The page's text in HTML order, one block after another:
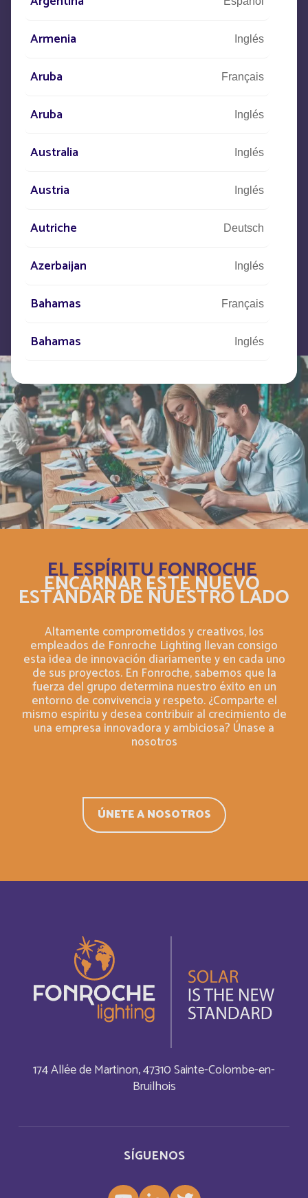
Descríbanos su proyecto
y nuestros equipos se pondrán en
EL ESPÍRITU FONROCHE
ENCARNAR ESTE NUEVO
ESTÁNDAR DE NUESTRO LADO
Altamente comprometidos y creativos, los
empleados de Fonroche Lighting llevan consigo
esta idea de innovación diariamente y en cada uno
de sus proyectos. En Fonroche, sabemos que la
fuerza del grupo determina nuestro éxito en un
entorno de convivencia y respeto. ¿Comparte el
mismo espíritu y desea contribuir al crecimiento de
una empresa innovadora y ambiciosa? Únase a
nosotros
ÚNETE A NOSOTROS
SÍGUENOS
174 Allée de Martinon, 47310 Sainte-Colombe-en-
Bruilhois
Armenia Inglés
Aruba Français
Aruba Inglés
Australia Inglés
Austria Inglés
Autriche Deutsch
Azerbaijan Inglés
Bahamas Français
Bahamas Inglés
Bahrain
Bahreïn Français
Bangladesh Inglés
Barbade Français
Barbados Inglés
Belarus Inglés
Belgium Inglés
Belize Français
Belize Inglés
Bermuda Inglés
Bosnia and Herzegovina
Botswana Français
Inglés
British Indian Ocean Territory